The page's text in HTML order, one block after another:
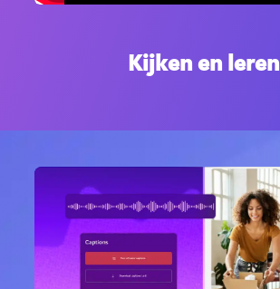
Kijken en leren